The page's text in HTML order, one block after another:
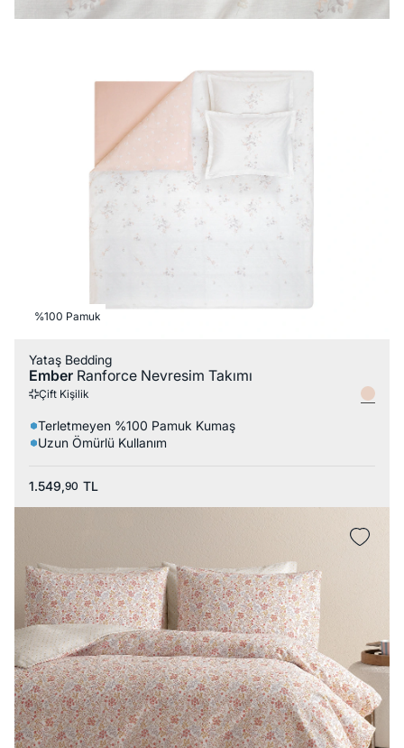
%100 Pamuk
Yataş Bedding
Ember Ranforce Nevresim Takımı
Çift Kişilik
Terletmeyen %100 Pamuk Kumaş
Uzun Ömürlü Kullanım
1.549,90 TL